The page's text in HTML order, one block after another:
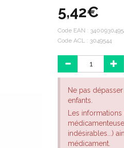
5,42€
Code EAN :
Code ACL : 3049544
Ne pas
enfants.
Les
indésirables...)
médicament.